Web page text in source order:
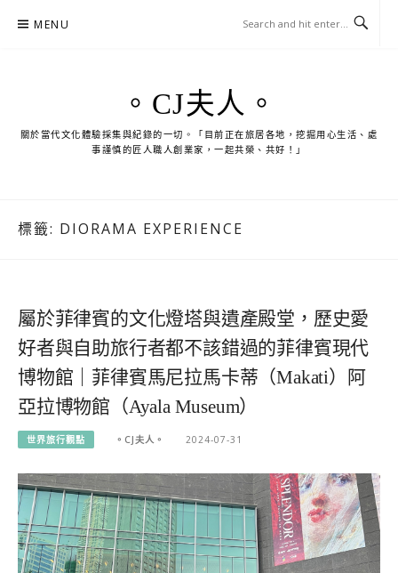
MENU
。CJ夫人。
關於當代文化體驗採集與紀錄的一切。「目前正在旅居各地，挖掘用心生活、處
事謹慎的匠人職人創業家，一起共榮、共好！」
標籤: DIORAMA EXPERIENCE
屬於菲律賓的文化燈塔與遺產殿堂，歷史愛
好者與自助旅行者都不該錯過的菲律賓現代
博物館｜菲律賓馬尼拉馬卡蒂（Makati）阿
亞拉博物館（Ayala Museum）
世界旅行觀點 。CJ夫人。 2024-07-31